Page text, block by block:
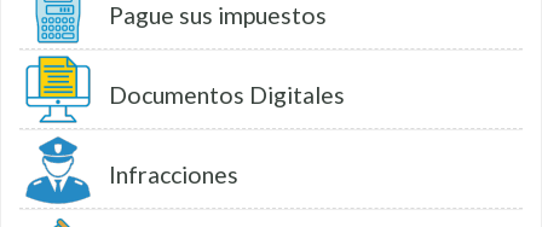
Pague sus impuestos
Documentos Digitales
Infracciones